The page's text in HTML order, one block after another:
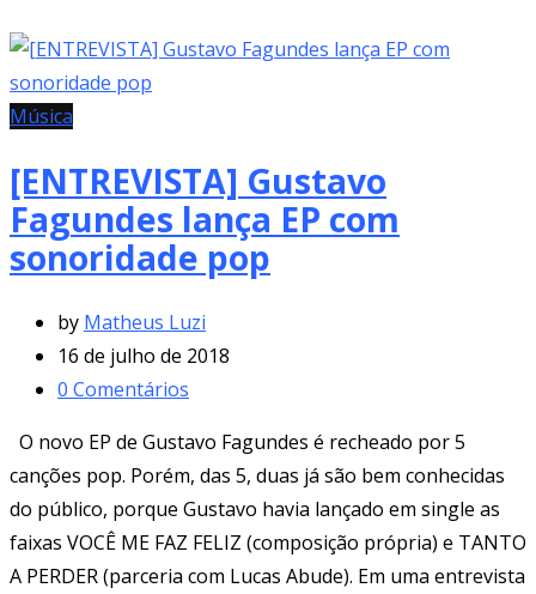
Música
[ENTREVISTA] Gustavo
Fagundes lança EP com
sonoridade pop
by Matheus Luzi
16 de julho de 2018
0 Comentários
O novo EP de Gustavo Fagundes é recheado por 5
canções pop. Porém, das 5, duas já são bem conhecidas
do público, porque Gustavo havia lançado em single as
faixas VOCÊ ME FAZ FELIZ (composição própria) e TANTO
A PERDER (parceria com Lucas Abude). Em uma entrevista